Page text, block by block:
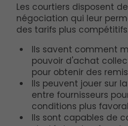
Les courtiers disposent
négociation qui leur
des tarifs plus
Ils savent comment
pouvoir d'achat
pour obtenir des
Ils peuvent jouer sur
entre fournisseurs
conditions plus
Ils sont capables de